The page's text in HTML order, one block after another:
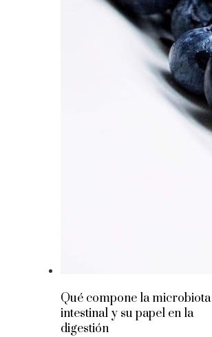
Qué compone la microbiota
intestinal y su papel en la
digestión